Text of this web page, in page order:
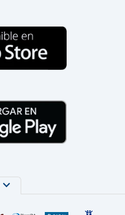
expand_more